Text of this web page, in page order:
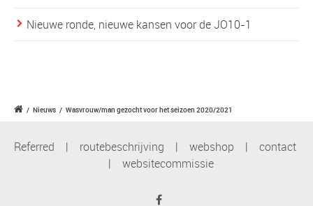
Nieuwe ronde, nieuwe kansen voor de JO10-1
/ Nieuws / Wasvrouw/man gezocht voor het seizoen 2020/2021
Referred | routebeschrijving | webshop | contact
| websitecommissie